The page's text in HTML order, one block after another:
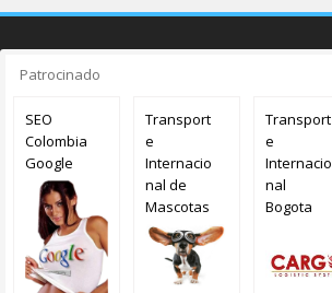
Patrocinado
SEO
Colombia
Google
Transport
e
Internacio
nal de
Mascotas
Transport
e
Internacio
nal
Bogota